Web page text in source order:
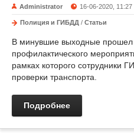
Administrator 16-06-2020, 11:27
Полиция и ГИБДД / Статьи
В минувшие выходные прошел
профилактического
рамках которого сотрудники
проверки транспорта.
Подробнее